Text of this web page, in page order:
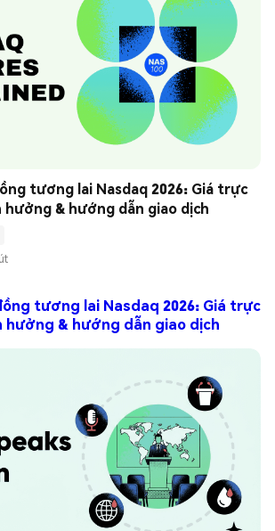
tương lai Nasdaq 2026: Giá trực
& hướng dẫn giao dịch
tương lai Nasdaq 2026: Giá trực
hưởng & hướng dẫn giao dịch